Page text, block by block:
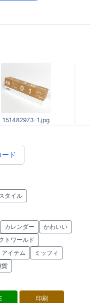
151482973-1.jpg
ド
タイル
カレンダー
かわいい
トワールド
アイテム
ミッフィ
貨
印刷